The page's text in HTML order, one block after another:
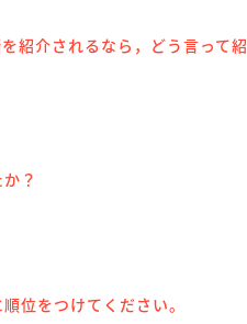
紹介されるなら，どう言って紹
？
位をつけてください。